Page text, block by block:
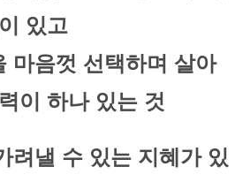
있고
마음껏 선택하며 살아
이 하나 있는 것
려낼 수 있는 지혜가 있